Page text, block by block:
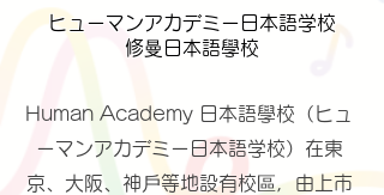
ヒューマンアカデミー日本語学校
​修曼日本語學校
Human Academy 日本語學校（ヒュ
ーマンアカデミー日本語学校）在東
京、大阪、神戶等地設有校區，由上市